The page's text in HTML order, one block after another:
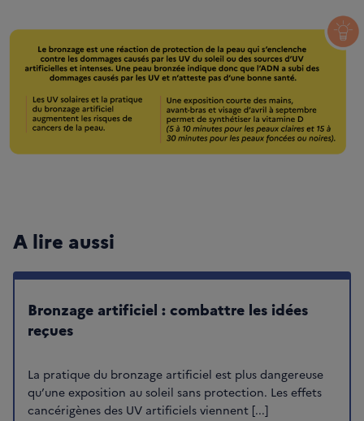
A lire aussi
Bronzage artificiel : combattre les idées
reçues
La pratique du bronzage artificiel est plus dangereuse
qu’une exposition au soleil sans protection. Les effets
cancérigènes des UV artificiels viennent [...]